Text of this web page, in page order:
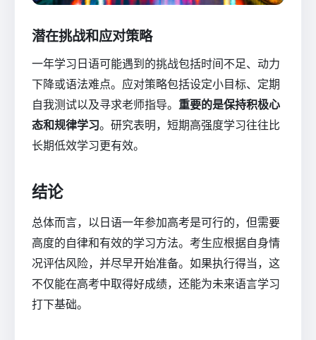
潜在挑战和应对策略
一年学习日语可能遇到的挑战包括时间不足、动力
下降或语法难点。应对策略包括设定小目标、定期
自我测试以及寻求老师指导。 重要的是保持积极心
态和规律学习。研究表明，短期高强度学习往往比
长期低效学习更有效。
结论
总体而言，以日语一年参加高考是可行的，但需要
高度的自律和有效的学习方法。考生应根据自身情
况评估风险，并尽早开始准备。如果执行得当，这
不仅能在高考中取得好成绩，还能为未来语言学习
打下基础。